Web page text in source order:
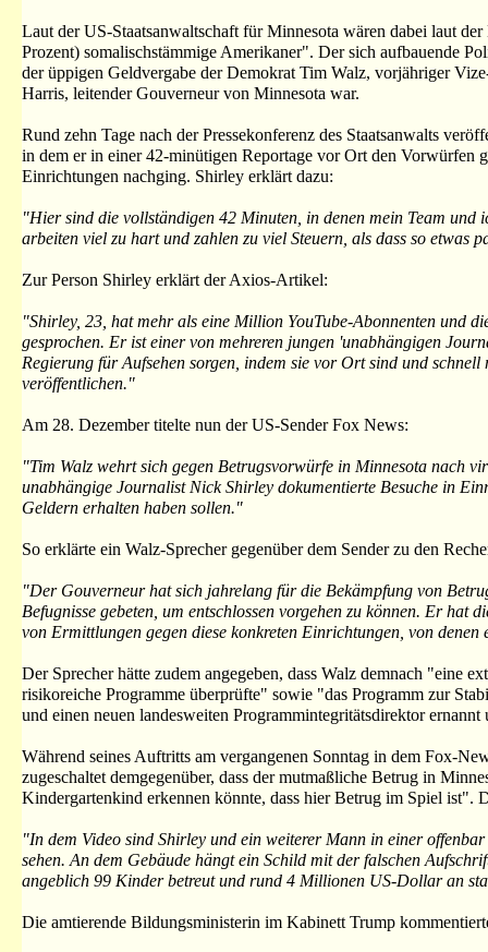
Laut der US-Staatsanwaltschaft für Minnesota wären dabei laut
Prozent) somalischstämmige Amerikaner". Der sich aufbauende
der üppigen Geldvergabe der Demokrat Tim Walz, vorjähriger
Harris, leitender Gouverneur von Minnesota war.
Rund zehn Tage nach der Pressekonferenz des Staatsanwalts
in dem er in einer 42-minütigen Reportage vor Ort den Vorwürfen
Einrichtungen nachging. Shirley erklärt dazu:
"Hier sind die vollständigen 42 Minuten, in denen mein Team
arbeiten viel zu hart und zahlen zu viel Steuern, als dass so etwas
Zur Person Shirley erklärt der Axios-Artikel:
"Shirley, 23, hat mehr als eine Million YouTube-Abonnenten und
gesprochen. Er ist einer von mehreren jungen 'unabhängigen
Regierung für Aufsehen sorgen, indem sie vor Ort sind und
veröffentlichen."
Am 28. Dezember titelte nun der US-Sender Fox News:
"Tim Walz wehrt sich gegen Betrugsvorwürfe in Minnesota nach
unabhängige Journalist Nick Shirley dokumentierte Besuche in
Geldern erhalten haben sollen."
So erklärte ein Walz-Sprecher gegenüber dem Sender zu den
"Der Gouverneur hat sich jahrelang für die Bekämpfung von
Befugnisse gebeten, um entschlossen vorgehen zu können. Er
von Ermittlungen gegen diese konkreten Einrichtungen, von denen
Der Sprecher hätte zudem angegeben, dass Walz demnach "eine
risikoreiche Programme überprüfte" sowie "das Programm zur
und einen neuen landesweiten Programmintegritätsdirektor
Während seines Auftritts am vergangenen Sonntag in dem Fox-
zugeschaltet demgegenüber, dass der mutmaßliche Betrug in
Kindergartenkind erkennen könnte, dass hier Betrug im Spiel ist".
"In dem Video sind Shirley und ein weiterer Mann in einer
sehen. An dem Gebäude hängt ein Schild mit der falschen
angeblich 99 Kinder betreut und rund 4 Millionen US-Dollar an
Die amtierende Bildungsministerin im Kabinett Trump